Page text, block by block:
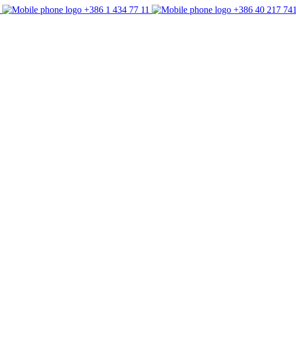
+386 1 434 77 11 +386 40 217 741